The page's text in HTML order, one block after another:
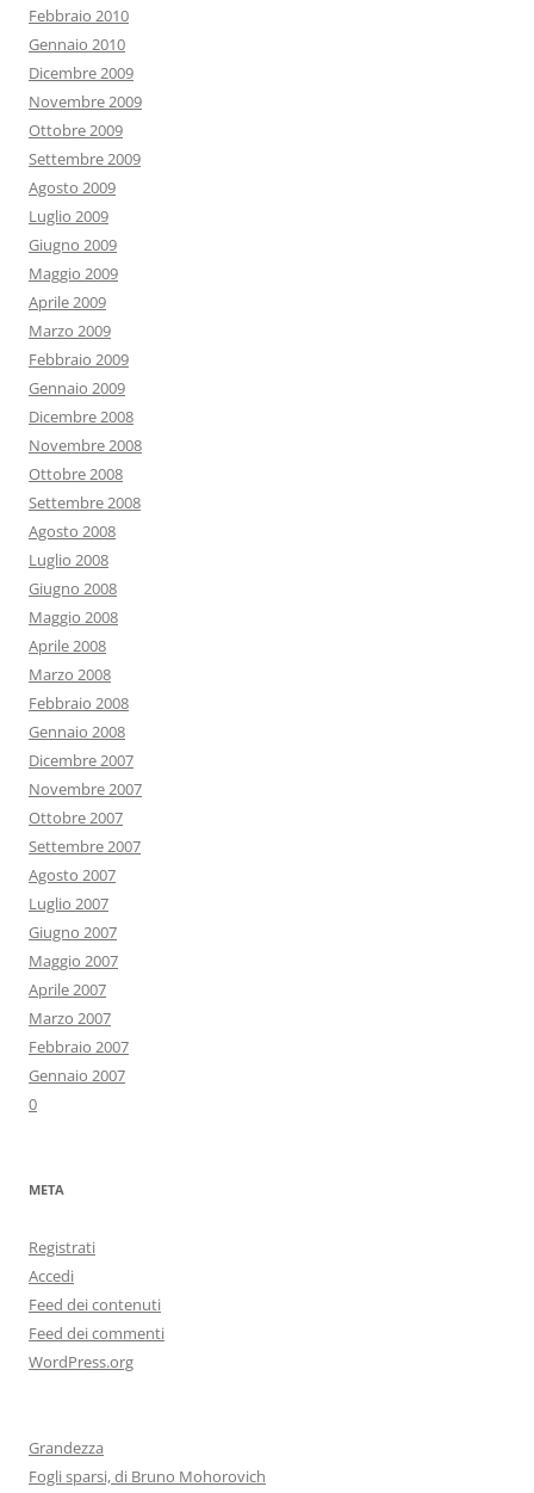
Febbraio 2010
Gennaio 2010
Dicembre 2009
Novembre 2009
Ottobre 2009
Settembre 2009
Agosto 2009
Luglio 2009
Giugno 2009
Maggio 2009
Aprile 2009
Marzo 2009
Febbraio 2009
Gennaio 2009
Dicembre 2008
Novembre 2008
Ottobre 2008
Settembre 2008
Agosto 2008
Luglio 2008
Giugno 2008
Maggio 2008
Aprile 2008
Marzo 2008
Febbraio 2008
Gennaio 2008
Dicembre 2007
Novembre 2007
Ottobre 2007
Settembre 2007
Agosto 2007
Luglio 2007
Giugno 2007
Maggio 2007
Aprile 2007
Marzo 2007
Febbraio 2007
Gennaio 2007
0
META
Registrati
Accedi
Feed dei contenuti
Feed dei commenti
WordPress.org
Grandezza
Fogli sparsi, di Bruno Mohorovich